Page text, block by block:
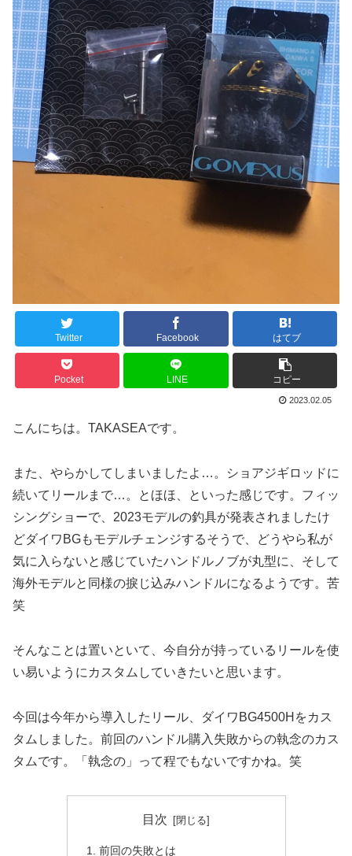
Twitter Facebook はてブ
Pocket LINE コピー
2023.02.05
こんにちは。TAKASEAです。
また、やらかしてしまいましたよ…。ショアジギロッドに
続いてリールまで…。とほほ、といった感じです。フィッ
シングショーで、2023モデルの釣具が発表されましたけ
どダイワBGもモデルチェンジするそうで、どうやら私が
気に入らないと感じていたハンドルノブが丸型に、そして
海外モデルと同様の捩じ込みハンドルになるようです。苦
笑
そんなことは置いといて、今自分が持っているリールを使
い易いようにカスタムしていきたいと思います。
今回は今年から導入したリール、ダイワBG4500Hをカス
タムしました。前回のハンドル購入失敗からの執念のカス
タムです。「執念の」って程でもないですかね。笑
目次
前回の失敗とは